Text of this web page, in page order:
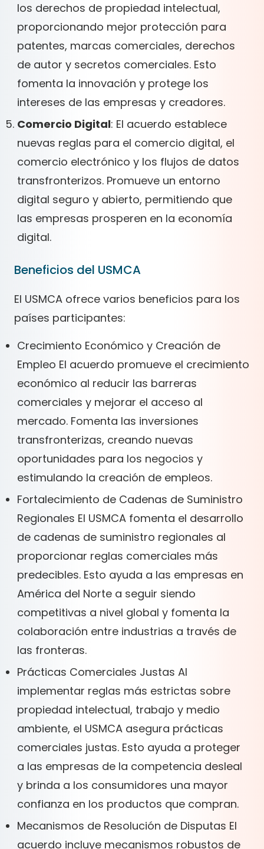
los derechos de propiedad intelectual,
proporcionando mejor protección para
patentes, marcas comerciales, derechos
de autor y secretos comerciales. Esto
fomenta la innovación y protege los
intereses de las empresas y creadores.
Comercio Digital: El acuerdo establece
nuevas reglas para el comercio digital, el
comercio electrónico y los flujos de datos
transfronterizos. Promueve un entorno
digital seguro y abierto, permitiendo que
las empresas prosperen en la economía
digital.
Beneficios del USMCA
El USMCA ofrece varios beneficios para los
países participantes:
Crecimiento Económico y Creación de
Empleo El acuerdo promueve el crecimiento
económico al reducir las barreras
comerciales y mejorar el acceso al
mercado. Fomenta las inversiones
transfronterizas, creando nuevas
oportunidades para los negocios y
estimulando la creación de empleos.
Fortalecimiento de Cadenas de Suministro
Regionales El USMCA fomenta el desarrollo
de cadenas de suministro regionales al
proporcionar reglas comerciales más
predecibles. Esto ayuda a las empresas en
América del Norte a seguir siendo
competitivas a nivel global y fomenta la
colaboración entre industrias a través de
las fronteras.
Prácticas Comerciales Justas Al
implementar reglas más estrictas sobre
propiedad intelectual, trabajo y medio
ambiente, el USMCA asegura prácticas
comerciales justas. Esto ayuda a proteger
a las empresas de la competencia desleal
y brinda a los consumidores una mayor
confianza en los productos que compran.
Mecanismos de Resolución de Disputas El
acuerdo incluye mecanismos robustos de